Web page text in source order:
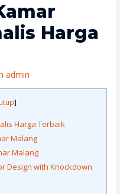
Harga
admin
]
Harga Terbaik
Malang
Malang
Design with Knockdown